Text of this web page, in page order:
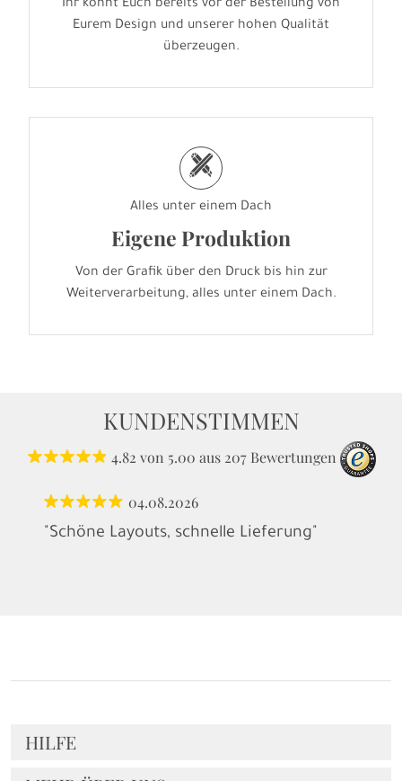
Ihr könnt Euch bereits vor der Bestellung von
Eurem Design und unserer hohen Qualität
überzeugen.
h
Alles unter einem Dach
Eigene Produktion
Von der Grafik über den Druck bis hin zur
Weiterverarbeitung, alles unter einem Dach.
KUNDENSTIMMEN
4.82 von 5.00 aus 207 Bewertungen
04.08.2026
"Schöne Layouts, schnelle Lieferung"
HILFE